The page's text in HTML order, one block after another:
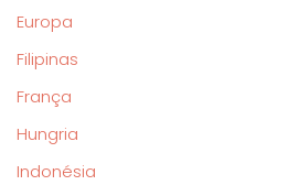
Europa
Filipinas
França
Hungria
Indonésia